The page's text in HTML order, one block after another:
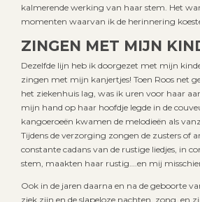
kalmerende werking van haar stem. Het
momenten waarvan ik de herinnering
ZINGEN MET MIJN
Dezelfde lijn heb ik doorgezet met mijn
zingen met mijn kanjertjes! Toen Roos net
het ziekenhuis lag, was ik uren voor haar
mijn hand op haar hoofdje legde in de
kangoeroeën kwamen de melodieën als
Tijdens de verzorging zongen de zusters of
constante cadans van de rustige liedjes, in
stem, maakten haar rustig….en mij
Ook in de jaren daarna en na de geboorte
ziek zijn en de slapeloze nachten, zong en